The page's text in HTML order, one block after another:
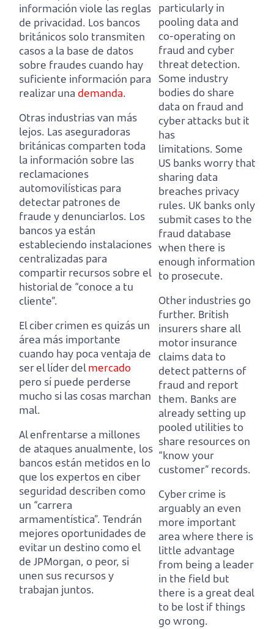
información viole las reglas
de privacidad. Los bancos
británicos solo transmiten
casos a la base de datos
sobre fraudes cuando hay
suficiente información para
realizar una demanda.
Otras industrias van más
lejos. Las aseguradoras
británicas comparten toda
la información sobre las
reclamaciones
automovilísticas para
detectar patrones de
fraude y denunciarlos. Los
bancos ya están
estableciendo instalaciones
centralizadas para
compartir recursos sobre el
historial de “conoce a tu
cliente”.
El ciber crimen es quizás un
área más importante
cuando hay poca ventaja de
ser el líder delmercado
pero sí puede perderse
mucho si las cosas marchan
mal.
Al enfrentarse a millones
de ataques anualmente, los
bancos están metidos en lo
que los expertos en ciber
seguridad describen como
un “carrera
armamentística”. Tendrán
mejores oportunidades de
evitar un destino como el
de JPMorgan, o peor, si
unen sus recursos y
trabajan juntos.
particularly in
pooling data and
co-operating on
fraud and cyber
threat detection.
Some industry
bodies do share
data on fraud and
cyber attacks but it
has
limitations. Some
US banks worry that
sharing data
breaches privacy
rules. UK banks only
submit cases to the
fraud database
when there is
enough information
to prosecute.
Other industries go
further. British
insurers share all
motor insurance
claims data to
detect patterns of
fraud and report
them. Banks are
already setting up
pooled utilities to
share resources on
“know your
customer” records.
Cyber crime is
arguably an even
more important
area where there is
little advantage
from being a leader
in the field but
there is a great deal
to be lost if things
go wrong.